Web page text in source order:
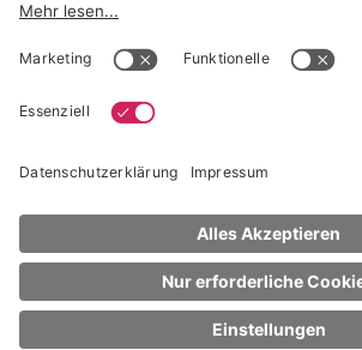
* unverbindliche Preisempfehlung der
NACH OBEN